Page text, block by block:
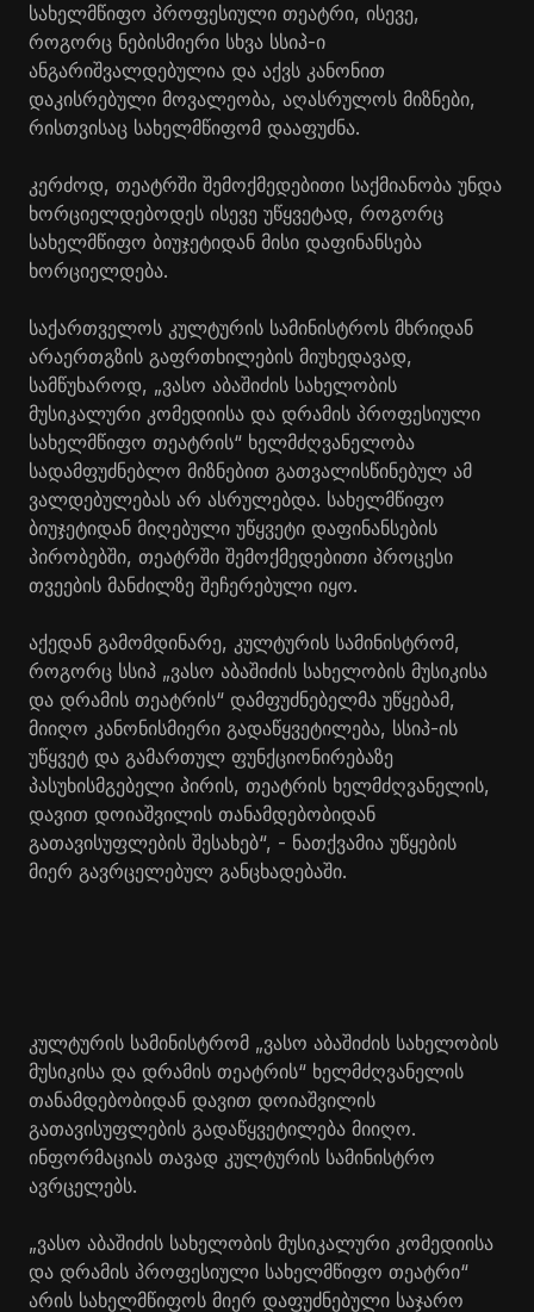
სახელმწიფო პროფესიული თეატრი, ისევე,
როგორც ნებისმიერი სხვა სსიპ-ი
ანგარიშვალდებულია და აქვს კანონით
დაკისრებული მოვალეობა, აღასრულოს მიზნები,
რისთვისაც სახელმწიფომ დააფუძნა.
კერძოდ, თეატრში შემოქმედებითი საქმიანობა უნდა
ხორციელდებოდეს ისევე უწყვეტად, როგორც
სახელმწიფო ბიუჯეტიდან მისი დაფინანსება
ხორციელდება.
საქართველოს კულტურის სამინისტროს მხრიდან
არაერთგზის გაფრთხილების მიუხედავად,
სამწუხაროდ, „ვასო აბაშიძის სახელობის
მუსიკალური კომედიისა და დრამის პროფესიული
სახელმწიფო თეატრის“ ხელმძღვანელობა
სადამფუძნებლო მიზნებით გათვალისწინებულ ამ
ვალდებულებას არ ასრულებდა. სახელმწიფო
ბიუჯეტიდან მიღებული უწყვეტი დაფინანსების
პირობებში, თეატრში შემოქმედებითი პროცესი
თვეების მანძილზე შეჩერებული იყო.
აქედან გამომდინარე, კულტურის სამინისტრომ,
როგორც სსიპ „ვასო აბაშიძის სახელობის მუსიკისა
და დრამის თეატრის“ დამფუძნებელმა უწყებამ,
მიიღო კანონისმიერი გადაწყვეტილება, სსიპ-ის
უწყვეტ და გამართულ ფუნქციონირებაზე
პასუხისმგებელი პირის, თეატრის ხელმძღვანელის,
დავით დოიაშვილის თანამდებობიდან
გათავისუფლების შესახებ“, - ნათქვამია უწყების
მიერ გავრცელებულ განცხადებაში.
კულტურის სამინისტრომ „ვასო აბაშიძის სახელობის
მუსიკისა და დრამის თეატრის“ ხელმძღვანელის
თანამდებობიდან დავით დოიაშვილის
გათავისუფლების გადაწყვეტილება მიიღო.
ინფორმაციას თავად კულტურის სამინისტრო
ავრცელებს.
„ვასო აბაშიძის სახელობის მუსიკალური კომედიისა
და დრამის პროფესიული სახელმწიფო თეატრი“
არის სახელმწიფოს მიერ დაფუძნებული საჯარო